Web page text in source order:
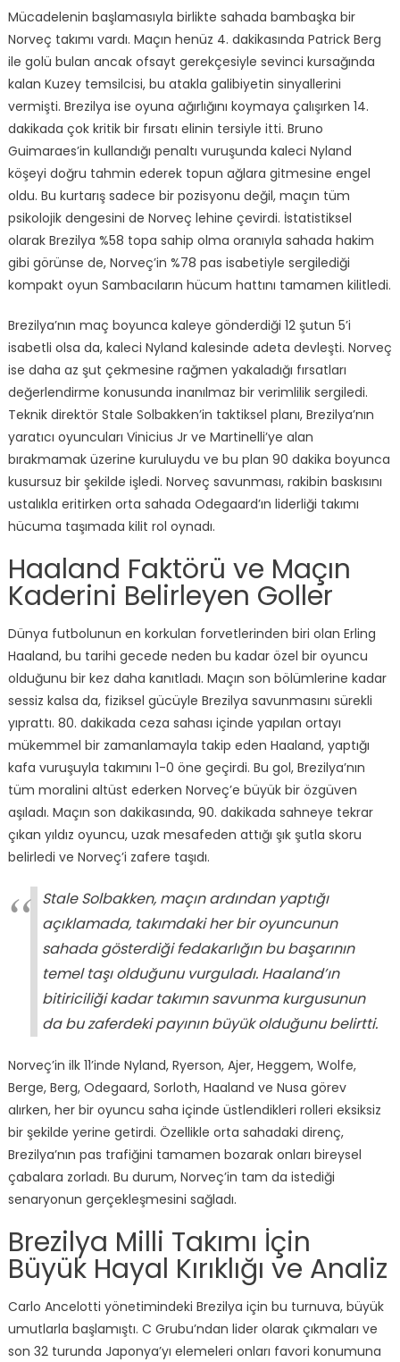
Mücadelenin başlamasıyla birlikte sahada bambaşka bir
Norveç takımı vardı. Maçın henüz 4. dakikasında Patrick Berg
ile golü bulan ancak ofsayt gerekçesiyle sevinci kursağında
kalan Kuzey temsilcisi, bu atakla galibiyetin sinyallerini
vermişti. Brezilya ise oyuna ağırlığını koymaya çalışırken 14.
dakikada çok kritik bir fırsatı elinin tersiyle itti. Bruno
Guimaraes’in kullandığı penaltı vuruşunda kaleci Nyland
köşeyi doğru tahmin ederek topun ağlara gitmesine engel
oldu. Bu kurtarış sadece bir pozisyonu değil, maçın tüm
psikolojik dengesini de Norveç lehine çevirdi. İstatistiksel
olarak Brezilya %58 topa sahip olma oranıyla sahada hakim
gibi görünse de, Norveç’in %78 pas isabetiyle sergilediği
kompakt oyun Sambacıların hücum hattını tamamen kilitledi.
Brezilya’nın maç boyunca kaleye gönderdiği 12 şutun 5’i
isabetli olsa da, kaleci Nyland kalesinde adeta devleşti. Norveç
ise daha az şut çekmesine rağmen yakaladığı fırsatları
değerlendirme konusunda inanılmaz bir verimlilik sergiledi.
Teknik direktör Stale Solbakken’in taktiksel planı, Brezilya’nın
yaratıcı oyuncuları Vinicius Jr ve Martinelli’ye alan
bırakmamak üzerine kuruluydu ve bu plan 90 dakika boyunca
kusursuz bir şekilde işledi. Norveç savunması, rakibin baskısını
ustalıkla eritirken orta sahada Odegaard’ın liderliği takımı
hücuma taşımada kilit rol oynadı.
Haaland Faktörü ve Maçın
Kaderini Belirleyen Goller
Dünya futbolunun en korkulan forvetlerinden biri olan Erling
Haaland, bu tarihi gecede neden bu kadar özel bir oyuncu
olduğunu bir kez daha kanıtladı. Maçın son bölümlerine kadar
sessiz kalsa da, fiziksel gücüyle Brezilya savunmasını sürekli
yıprattı. 80. dakikada ceza sahası içinde yapılan ortayı
mükemmel bir zamanlamayla takip eden Haaland, yaptığı
kafa vuruşuyla takımını 1-0 öne geçirdi. Bu gol, Brezilya’nın
tüm moralini altüst ederken Norveç’e büyük bir özgüven
aşıladı. Maçın son dakikasında, 90. dakikada sahneye tekrar
çıkan yıldız oyuncu, uzak mesafeden attığı şık şutla skoru
belirledi ve Norveç’i zafere taşıdı.
Stale Solbakken, maçın ardından yaptığı
açıklamada, takımdaki her bir oyuncunun
sahada gösterdiği fedakarlığın bu başarının
temel taşı olduğunu vurguladı. Haaland’ın
bitiriciliği kadar takımın savunma kurgusunun
da bu zaferdeki payının büyük olduğunu belirtti.
Norveç’in ilk 11’inde Nyland, Ryerson, Ajer, Heggem, Wolfe,
Berge, Berg, Odegaard, Sorloth, Haaland ve Nusa görev
alırken, her bir oyuncu saha içinde üstlendikleri rolleri eksiksiz
bir şekilde yerine getirdi. Özellikle orta sahadaki direnç,
Brezilya’nın pas trafiğini tamamen bozarak onları bireysel
çabalara zorladı. Bu durum, Norveç’in tam da istediği
senaryonun gerçekleşmesini sağladı.
Brezilya Milli Takımı İçin
Büyük Hayal Kırıklığı ve Analiz
Carlo Ancelotti yönetimindeki Brezilya için bu turnuva, büyük
umutlarla başlamıştı. C Grubu’ndan lider olarak çıkmaları ve
son 32 turunda Japonya’yı elemeleri onları favori konumuna